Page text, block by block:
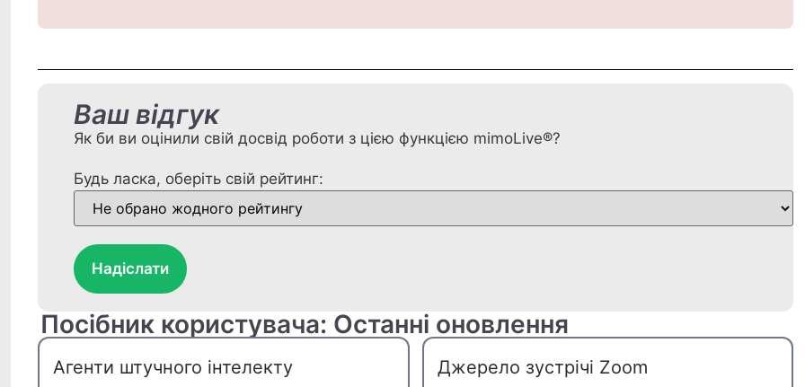
Ваш відгук
Як би ви оцінили свій досвід роботи з цією функцією mimoLive®?
Будь ласка, оберіть свій рейтинг:
Надіслати
Посібник користувача: Останні оновлення
Агенти штучного інтелекту Джерело зустрічі Zoom